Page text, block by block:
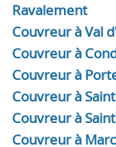
Ravalement
Couvreur à Val
Couvreur à
Couvreur à
Couvreur à
Couvreur à
Couvreur à